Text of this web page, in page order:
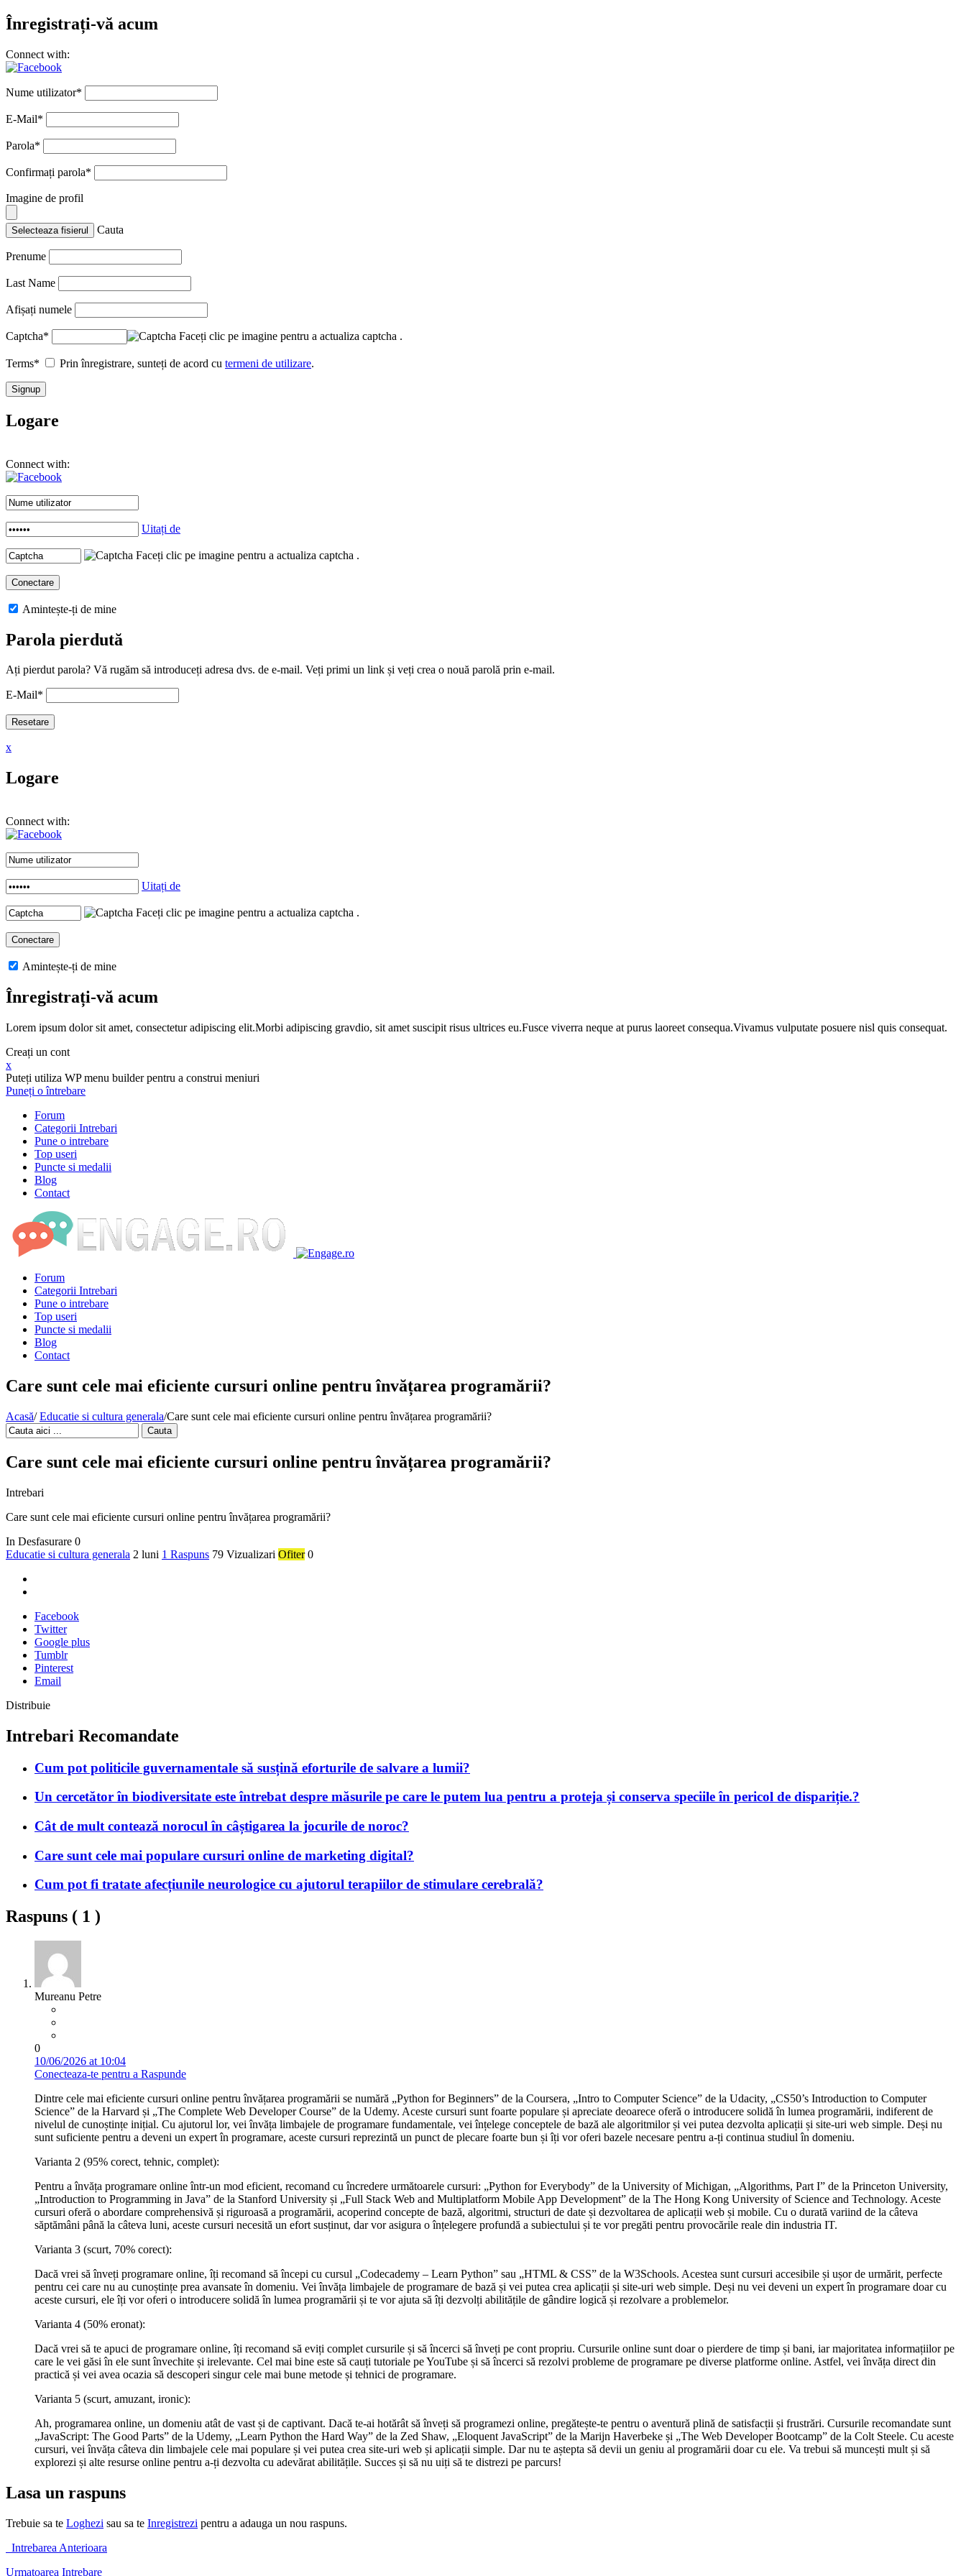
Înregistrați-vă acum
Connect with:
Nume utilizator*
E-Mail*
Parola*
Confirmați parola*
Imagine de profil
Selecteaza fisierul Cauta
Prenume
Last Name
Afișați numele
Captcha* Faceți clic pe imagine pentru a actualiza captcha .
Terms* Prin înregistrare, sunteți de acord cu termeni de utilizare.
Logare
Connect with:
Uitați de
Faceți clic pe imagine pentru a actualiza captcha .
Amintește-ți de mine
Parola pierdută
Ați pierdut parola? Vă rugăm să introduceți adresa dvs. de e-mail. Veți primi un link și veți crea o nouă parolă prin e-mail.
E-Mail*
x
Logare
Connect with:
Uitați de
Faceți clic pe imagine pentru a actualiza captcha .
Amintește-ți de mine
Înregistrați-vă acum
Lorem ipsum dolor sit amet, consectetur adipiscing elit.Morbi adipiscing gravdio, sit amet suscipit risus ultrices eu.Fusce viverra neque at purus laoreet consequa.Vivamus vulputate posuere nisl quis consequat.
Creați un cont
x
Puteți utiliza WP menu builder pentru a construi meniuri
Puneți o întrebare
Forum
Categorii Intrebari
Pune o intrebare
Top useri
Puncte si medalii
Blog
Contact
Forum
Categorii Intrebari
Pune o intrebare
Top useri
Puncte si medalii
Blog
Contact
Care sunt cele mai eficiente cursuri online pentru învățarea programării?
Acasă/ Educatie si cultura generala/Care sunt cele mai eficiente cursuri online pentru învățarea programării?
Cauta
Care sunt cele mai eficiente cursuri online pentru învățarea programării?
Intrebari
Care sunt cele mai eficiente cursuri online pentru învățarea programării?
In Desfasurare 0
Educatie si cultura generala 2 luni 1 Raspuns 79 Vizualizari Ofiter 0
Facebook
Twitter
Google plus
Tumblr
Pinterest
Email
Distribuie
Intrebari Recomandate
Cum pot politicile guvernamentale să susțină eforturile de salvare a lumii?
Un cercetător în biodiversitate este întrebat despre măsurile pe care le putem lua pentru a proteja și conserva speciile în pericol de dispariție.?
Cât de mult contează norocul în câștigarea la jocurile de noroc?
Care sunt cele mai populare cursuri online de marketing digital?
Cum pot fi tratate afecțiunile neurologice cu ajutorul terapiilor de stimulare cerebrală?
Raspuns ( 1 )
Mureanu Petre
0
10/06/2026 at 10:04
Conecteaza-te pentru a Raspunde
Dintre cele mai eficiente cursuri online pentru învățarea programării se numără „Python for Beginners” de la Coursera, „Intro to Computer Science” de la Udacity, „CS50’s Introduction to Computer
Science” de la Harvard și „The Complete Web Developer Course” de la Udemy. Aceste cursuri sunt foarte populare și apreciate deoarece oferă o introducere solidă în lumea programării, indiferent de
nivelul de cunoștințe inițial. Cu ajutorul lor, vei învăța limbajele de programare fundamentale, vei înțelege conceptele de bază ale algoritmilor și vei putea dezvolta aplicații și site-uri web simple. Deși nu
sunt suficiente pentru a deveni un expert în programare, aceste cursuri reprezintă un punct de plecare foarte bun și îți vor oferi bazele necesare pentru a-ți continua studiul în domeniu.
Varianta 2 (95% corect, tehnic, complet):
Pentru a învăța programare online într-un mod eficient, recomand cu încredere următoarele cursuri: „Python for Everybody” de la University of Michigan, „Algorithms, Part I” de la Princeton University,
„Introduction to Programming in Java” de la Stanford University și „Full Stack Web and Multiplatform Mobile App Development” de la The Hong Kong University of Science and Technology. Aceste
cursuri oferă o abordare comprehensivă și riguroasă a programării, acoperind concepte de bază, algoritmi, structuri de date și dezvoltarea de aplicații web și mobile. Cu o durată variind de la câteva
săptămâni până la câteva luni, aceste cursuri necesită un efort susținut, dar vor asigura o înțelegere profundă a subiectului și te vor pregăti pentru provocările reale din industria IT.
Varianta 3 (scurt, 70% corect):
Dacă vrei să înveți programare online, îți recomand să începi cu cursul „Codecademy – Learn Python” sau „HTML & CSS” de la W3Schools. Acestea sunt cursuri accesibile și ușor de urmărit, perfecte
pentru cei care nu au cunoștințe prea avansate în domeniu. Vei învăța limbajele de programare de bază și vei putea crea aplicații și site-uri web simple. Deși nu vei deveni un expert în programare doar cu
aceste cursuri, ele îți vor oferi o introducere solidă în lumea programării și te vor ajuta să îți dezvolți abilitățile de gândire logică și rezolvare a problemelor.
Varianta 4 (50% eronat):
Dacă vrei să te apuci de programare online, îți recomand să eviți complet cursurile și să încerci să înveți pe cont propriu. Cursurile online sunt doar o pierdere de timp și bani, iar majoritatea informațiilor pe
care le vei găsi în ele sunt învechite și irelevante. Cel mai bine este să cauți tutoriale pe YouTube și să încerci să rezolvi probleme de programare pe diverse platforme online. Astfel, vei învăța direct din
practică și vei avea ocazia să descoperi singur cele mai bune metode și tehnici de programare.
Varianta 5 (scurt, amuzant, ironic):
Ah, programarea online, un domeniu atât de vast și de captivant. Dacă te-ai hotărât să înveți să programezi online, pregătește-te pentru o aventură plină de satisfacții și frustrări. Cursurile recomandate sunt
„JavaScript: The Good Parts” de la Udemy, „Learn Python the Hard Way” de la Zed Shaw, „Eloquent JavaScript” de la Marijn Haverbeke și „The Web Developer Bootcamp” de la Colt Steele. Cu aceste
cursuri, vei învăța câteva din limbajele cele mai populare și vei putea crea site-uri web și aplicații simple. Dar nu te aștepta să devii un geniu al programării doar cu ele. Va trebui să muncești mult și să
explorezi și alte resurse online pentru a-ți dezvolta cu adevărat abilitățile. Succes și să nu uiți să te distrezi pe parcurs!
Lasa un raspuns
Trebuie sa te Loghezi sau sa te Inregistrezi pentru a adauga un nou raspuns.
Intrebarea Anterioara
Urmatoarea Intrebare